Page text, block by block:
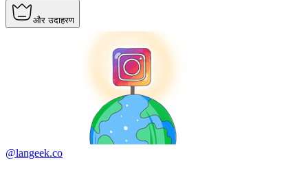
और उदाहरण
@langeek.co